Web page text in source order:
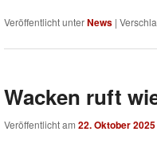
Veröffentlicht unterNews |
Wacken ruft
Veröffentlicht am 22. Oktober 2025